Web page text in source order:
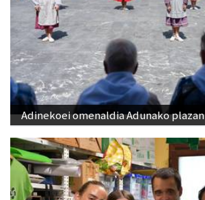
Adinekoei omenaldia Adunako plazan